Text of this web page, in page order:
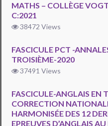
MATHS – COLLÈGE
C:2021
38472 Views
FASCICULE PCT -
TROISIÈME-2020
37491 Views
FASCICULE-ANGLAIS EN
CORRECTION
HARMONISÉE DES 12
EPREUVES D’ANGLAIS